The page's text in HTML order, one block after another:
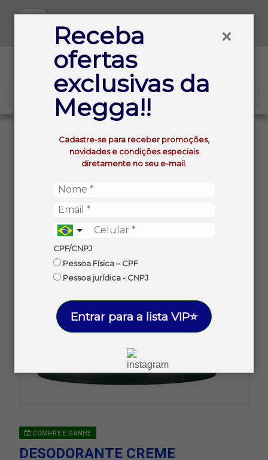
Receba
ofertas
exclusivas da
Megga!!
Cadastre-se para receber promoções,
novidades e condições especiais
diretamente no seu e-mail.
CPF/CNPJ
Pessoa Física – CPF
Pessoa jurídica - CNPJ
Entrar para a lista VIP⭐
DESODORANTE CREME HERBISSIMO TRADICIONAL 55G
COMPRE E GANHE
DESODORANTE CREME